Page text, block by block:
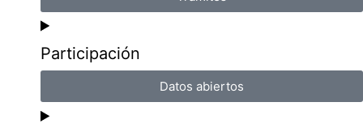
Participación
Datos abiertos